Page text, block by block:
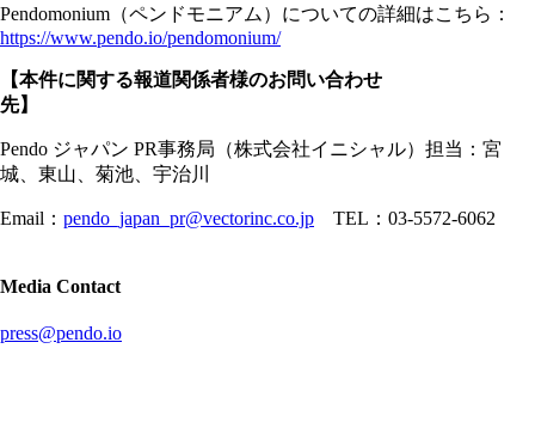
Pendomonium（ペンドモニアム）についての詳細はこちら：
https://www.pendo.io/pendomonium/
【本件に関する報道関係者様のお問い合わせ
先】
Pendo ジャパン PR事務局（株式会社イニシャル）担当：宮
城、東山、菊池、宇治川
Email： pendo_japan_pr@vectorinc.co.jp TEL：03-5572-6062
Media Contact
press@pendo.io